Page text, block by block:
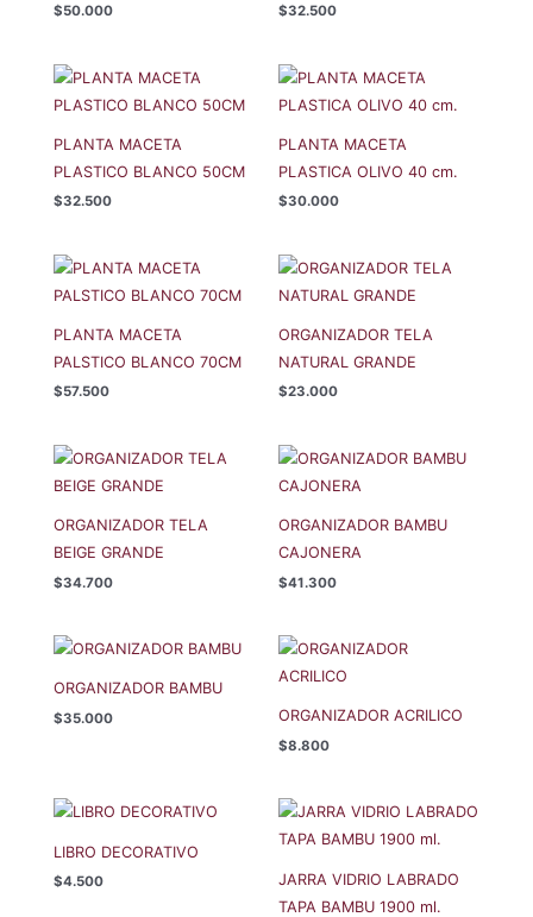
$50.000 $32.500
PLANTA MACETA
PLASTICO BLANCO 50CM
$32.500
PLANTA MACETA
PLASTICA OLIVO 40 cm.
$30.000
PLANTA MACETA
PALSTICO BLANCO 70CM
$57.500
ORGANIZADOR TELA
NATURAL GRANDE
$23.000
ORGANIZADOR TELA
BEIGE GRANDE
$34.700
ORGANIZADOR BAMBU
CAJONERA
$41.300
ORGANIZADOR BAMBU
$35.000 ORGANIZADOR ACRILICO
$8.800
LIBRO DECORATIVO
$4.500
JARRA VIDRIO LABRADO
TAPA BAMBU 1900 ml.